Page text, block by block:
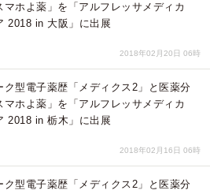
マホよ薬」を「アルフレッサメディカ
2018 in 大阪」に出展
2018年02月20日 06時
ク型電子薬歴「メディクス2」と医薬分
マホよ薬」を「アルフレッサメディカ
2018 in 栃木」に出展
2018年02月16日 06時
ク型電子薬歴「メディクス2」と医薬分